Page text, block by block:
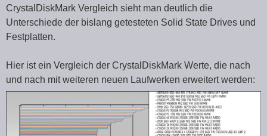
CrystalDiskMark Vergleich sieht man deutlich die
Unterschiede der bislang getesteten Solid State Drives und
Festplatten.
Hier ist ein Vergleich der CrystalDiskMark Werte, die nach
und nach mit weiteren neuen Laufwerken erweitert werden: